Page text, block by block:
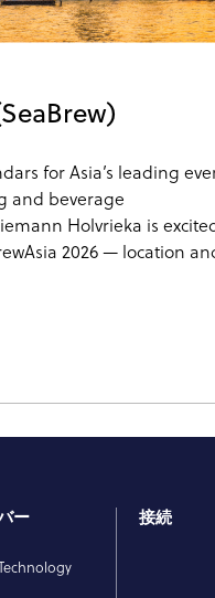
for Asia’s leading
and beverage
Holvrieka is
2026 — location
ー 接続